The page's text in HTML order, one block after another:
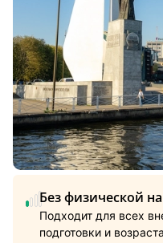
Без физической
Подходит для всех
подготовки и возраста